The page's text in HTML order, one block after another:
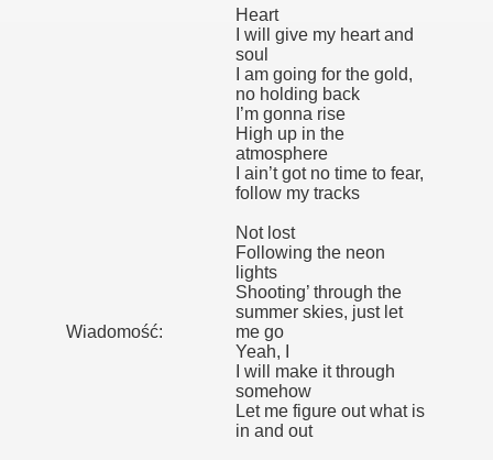
Wiadomość:
Heart
I will give my heart and
soul
I am going for the gold,
no holding back
I’m gonna rise
High up in the
atmosphere
I ain’t got no time to fear,
follow my tracks
Not lost
Following the neon
lights
Shooting’ through the
summer skies, just let
me go
Yeah, I
I will make it through
somehow
Let me figure out what is
in and out